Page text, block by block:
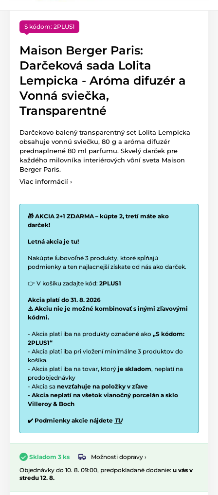
S kódom: 2PLUS1
Maison Berger Paris:
Darčeková sada Lolita
Lempicka - Aróma difuzér a
Vonná sviečka,
Transparentné
Darčekovo balený transparentný set Lolita Lempicka
obsahuje vonnú sviečku, 80 g a aróma difuzér
prednaplnené 80 ml parfumu. Skvelý darček pre
každého milovníka interiérových vôní sveta Maison
Berger Paris.
Viac informácií ›
🎁 AKCIA 2+1 ZDARMA – kúpte 2, tretí máte ako
darček!
Letná akcia je tu!
Nakúpte ľubovoľné 3 produkty, ktoré spĺňajú
podmienky a ten najlacnejší získate od nás ako darček.
👉 V košíku zadajte kód: 2PLUS1
Akcia platí do 31. 8. 2026
⚠️ Akciu nie je možné kombinovať s inými zľavovými
kódmi.
- Akcia platí iba na produkty označené ako „S kódom:
2PLUS1“
- Akcia platí iba pri vložení minimálne 3 produktov do
košíka.
- Akcia platí iba na tovar, ktorý je skladom, neplatí na
predobjednávky
- Akcia sa nevzťahuje na položky v zľave
- Akcia neplatí na všetok vianočný porcelán a sklo
Villeroy & Boch
✔️ Podmienky akcie nájdete TU
Skladom 3 ks
Možnosti dopravy ›
Objednávky do 10. 8. 09:00, predpokladané dodanie: u vás v
stredu 12. 8.